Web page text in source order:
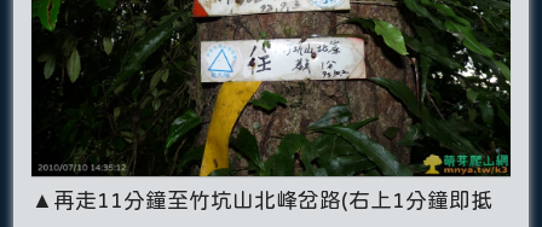
▲再走11分鐘至竹坑山北峰岔路(右上1分鐘即抵